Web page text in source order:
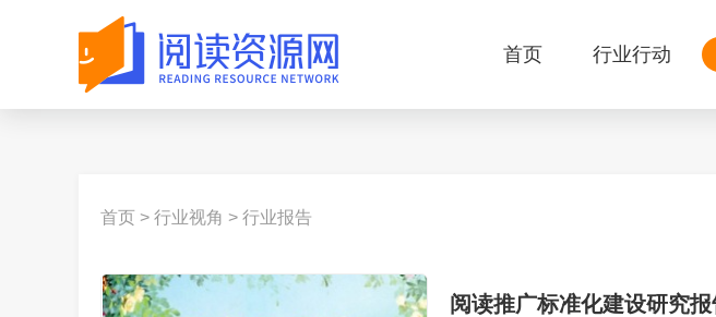
首页 行业行动
首页 > 行业视角 > 行业报告
阅读推广标准化建设研究报